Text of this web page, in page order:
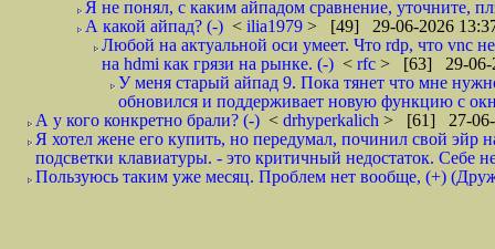
Я не понял, с каким айпадом сравнение, уточните,
А какой айпад? (-) < ilia1979 > [49] 29-06-2026
Любой на актуальной оси умеет. Что rdp, что vnc
на hdmi как грязи на рынке. (-) < rfc > [63] 29-06-
У меня старый айпад 9. Пока тянет что мне
обновился и поддерживает новую функцию с
А у кого конкретно брали? (-) < drhyperkalich > [61] 27-06-
Я хотел жене его купить, но передумал, починил свой эйр
подсветки клавиатуры. - это критичный недостаток. Себе
Пользуюсь таким уже месяц. Проблем нет вообще, (+)